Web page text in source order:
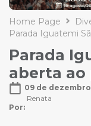
Home Page
Parada Iguatemi
Parada
aberta ao
09 de dezembro
Por:
Renata